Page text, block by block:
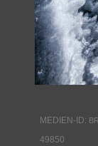
MEDIEN-ID:
49850